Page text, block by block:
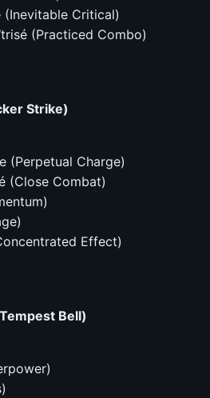
Critical)
(Practiced Combo)
Strike)
(Perpetual Charge)
(Close Combat)
Effect)
Bell)